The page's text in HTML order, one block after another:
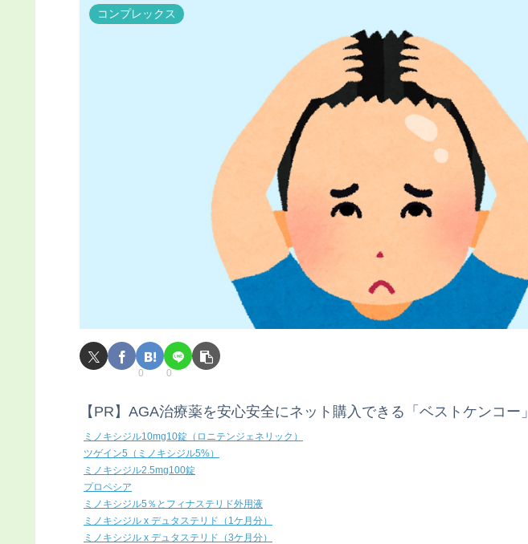
コンプレックス
0 0
【PR】AGA治療薬を安心安全にネット購入できる「ベストケンコー」
ミノキシジル10mg10錠（ロニテンジェネリック）
ツゲイン5（ミノキシジル5%）
ミノキシジル2.5mg100錠
プロペシア
ミノキシジル5％とフィナステリド外用液
ミノキシジル x デュタステリド（1ケ月分）
ミノキシジル x デュタステリド（3ケ月分）